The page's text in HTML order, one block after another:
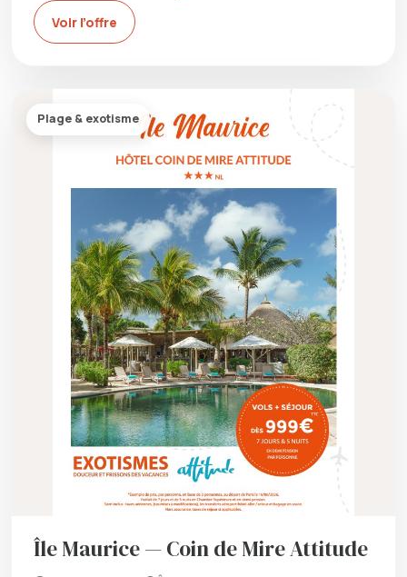
Voir l’offre
Plage & exotisme
Île Maurice — Coin de Mire Attitude